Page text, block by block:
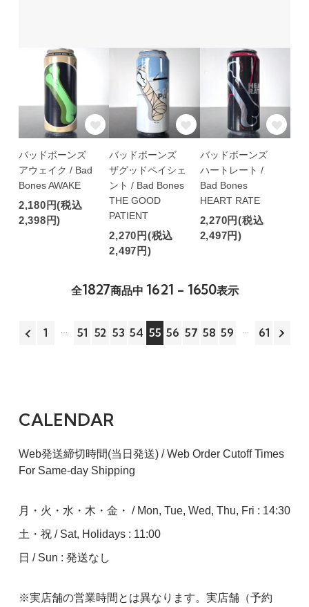
バッドボーンズ
アウェイク / Bad
Bones AWAKE
2,180円(税込
2,398円)
バッドボーンズ
ザグッドペイシェ
ント / Bad Bones
THE GOOD
PATIENT
2,270円(税込
2,497円)
バッドボーンズ
ハートレート /
Bad Bones
HEART RATE
2,270円(税込
2,497円)
全1827商品中 1621 - 1650表示
1 51 52 53 54 55 56 57 58 59 61
CALENDAR
Web発送締切時間(当日発送) / Web Order Cutoff Times
For Same-day Shipping
月・火・水・木・金・ / Mon, Tue, Wed, Thu, Fri : 14:30
土・祝 / Sat, Holidays : 11:00
日 / Sun : 発送なし
※実店舗の営業時間とは異なります。実店舗（予約